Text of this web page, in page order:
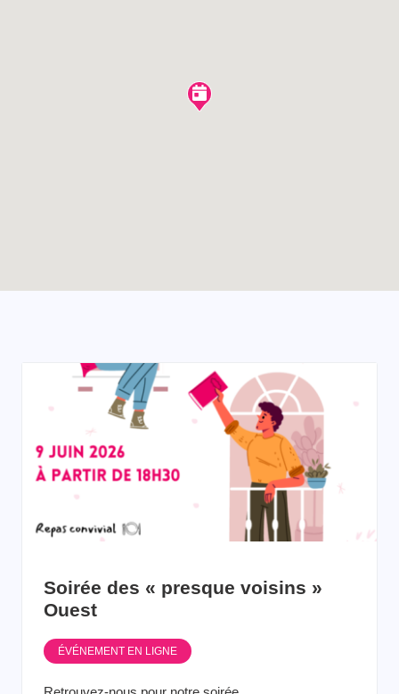
Soirée des « presque voisins »
Ouest
ÉVÉNEMENT EN LIGNE